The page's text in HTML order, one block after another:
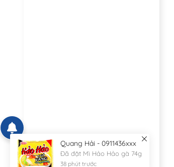
Đã đặt Mì Hảo Hảo gà 74g
38 phút trước